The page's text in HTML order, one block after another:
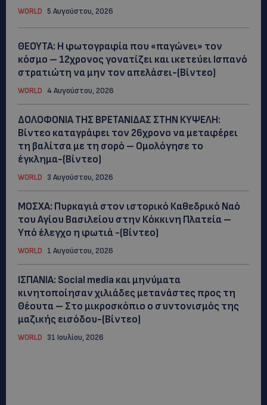
WORLD 5 Αυγούστου, 2026
ΘΕΟΥΤΑ: Η φωτογραφία που «παγώνει» τον
κόσμο – 12χρονος γονατίζει και ικετεύει Ισπανό
στρατιώτη να μην τον απελάσει-(Βίντεο)
WORLD 4 Αυγούστου, 2026
ΔΟΛΟΦΟΝΙΑ ΤΗΣ ΒΡΕΤΑΝΙΔΑΣ ΣΤΗΝ ΚΥΨΕΛΗ:
Βίντεο καταγράφει τον 26χρονο να μεταφέρει
τη βαλίτσα με τη σορό – Ομολόγησε το
έγκλημα-(Βίντεο)
WORLD 3 Αυγούστου, 2026
ΜΟΣΧΑ: Πυρκαγιά στον ιστορικό Καθεδρικό Ναό
του Αγίου Βασιλείου στην Κόκκινη Πλατεία –
Υπό έλεγχο η φωτιά -(Βίντεο)
WORLD 1 Αυγούστου, 2026
ΙΣΠΑΝΙΑ: Social media και μηνύματα
κινητοποίησαν χιλιάδες μετανάστες προς τη
Θέουτα – Στο μικροσκόπιο ο συντονισμός της
μαζικής εισόδου-(Βίντεο)
WORLD 31 Ιουλίου, 2026